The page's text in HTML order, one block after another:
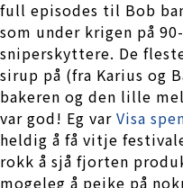
full episodes til Bob
som under krigen på
sniperskyttere. De
sirup på (fra Karius og
bakeren og den lille
var god! Eg var Visa
heldig å få vitje
rokk å sjå fjorten
mogeleg å peike på